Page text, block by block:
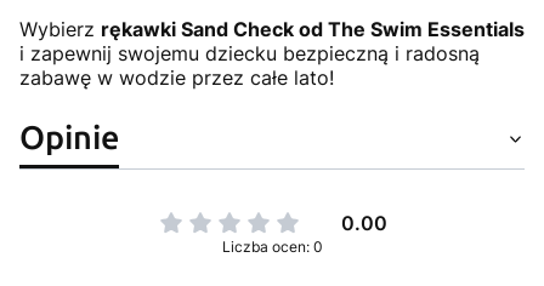
Wybierz rękawki Sand Check od The Swim Essentials
i zapewnij swojemu dziecku bezpieczną i radosną
zabawę w wodzie przez całe lato!
Opinie
0.00
Liczba ocen: 0